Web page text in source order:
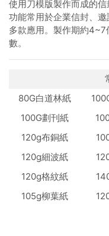
使用刀模版製作而成的
功能常用於企業信封、
多款應用。製作期約4~7
數。
80G白道林紙
100G劃刊紙
120g布銅紙
120g細波紙
120g格紋紙
105g柳葉紙